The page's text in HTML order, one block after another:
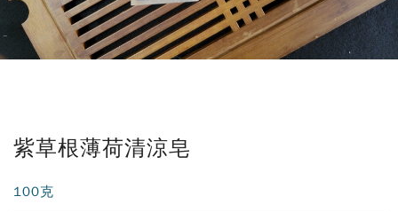
紫草根薄荷清涼皂
100克